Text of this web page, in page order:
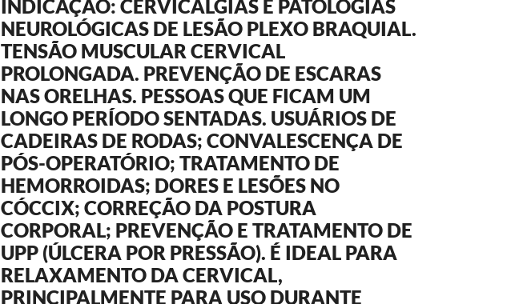
INDICAÇÃO: CERVICALGIAS E PATOLOGIAS
NEUROLÓGICAS DE LESÃO PLEXO BRAQUIAL.
TENSÃO MUSCULAR CERVICAL
PROLONGADA. PREVENÇÃO DE ESCARAS
NAS ORELHAS. PESSOAS QUE FICAM UM
LONGO PERÍODO SENTADAS. USUÁRIOS DE
CADEIRAS DE RODAS; CONVALESCENÇA DE
PÓS-OPERATÓRIO; TRATAMENTO DE
HEMORROIDAS; DORES E LESÕES NO
CÓCCIX; CORREÇÃO DA POSTURA
CORPORAL; PREVENÇÃO E TRATAMENTO DE
UPP (ÚLCERA POR PRESSÃO). É IDEAL PARA
RELAXAMENTO DA CERVICAL,
PRINCIPALMENTE PARA USO DURANTE